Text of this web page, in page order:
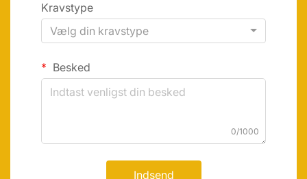
Kravstype
Vælg din kravstype
Besked
0/1000
Indsend